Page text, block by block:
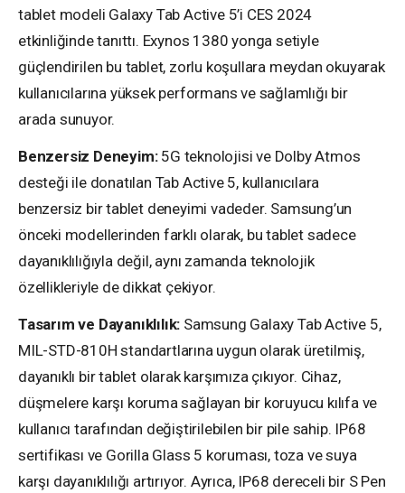
tablet modeli Galaxy Tab Active 5’i CES 2024
etkinliğinde tanıttı. Exynos 1380 yonga setiyle
güçlendirilen bu tablet, zorlu koşullara meydan okuyarak
kullanıcılarına yüksek performans ve sağlamlığı bir
arada sunuyor.
Benzersiz Deneyim:5G teknolojisi ve Dolby Atmos
desteği ile donatılan Tab Active 5, kullanıcılara
benzersiz bir tablet deneyimi vadeder. Samsung’un
önceki modellerinden farklı olarak, bu tablet sadece
dayanıklılığıyla değil, aynı zamanda teknolojik
özellikleriyle de dikkat çekiyor.
Tasarım ve Dayanıklılık: Samsung Galaxy Tab Active 5,
MIL-STD-810H standartlarına uygun olarak üretilmiş,
dayanıklı bir tablet olarak karşımıza çıkıyor. Cihaz,
düşmelere karşı koruma sağlayan bir koruyucu kılıfa ve
kullanıcı tarafından değiştirilebilen bir pile sahip. IP68
sertifikası ve Gorilla Glass 5 koruması, toza ve suya
karşı dayanıklılığı artırıyor. Ayrıca, IP68 dereceli bir S Pen